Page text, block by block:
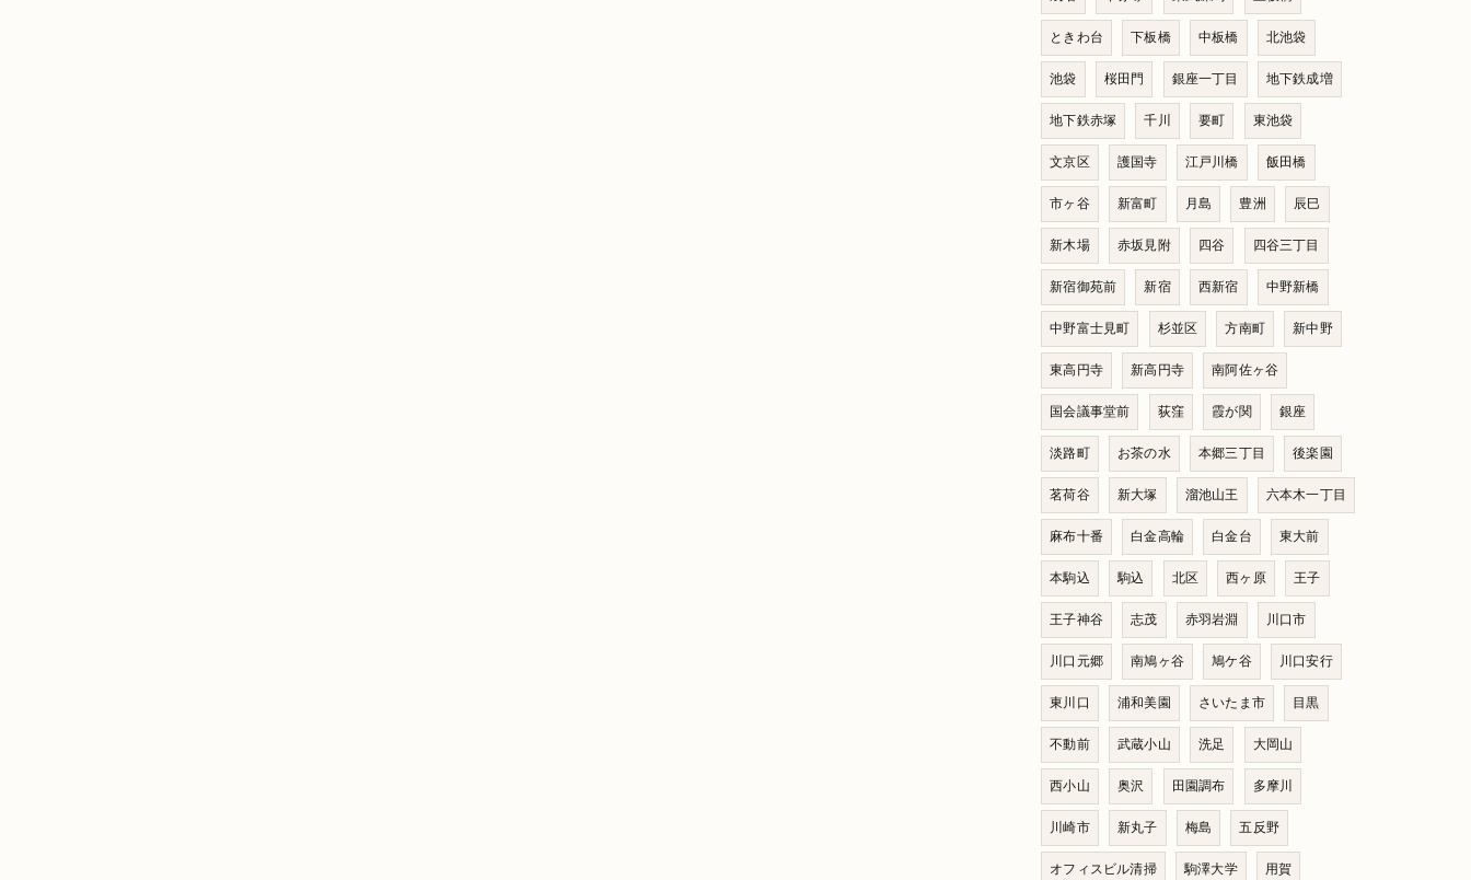
ときわ台 下板橋 中板橋 北池袋
池袋 桜田門 銀座一丁目 地下鉄成増
地下鉄赤塚 千川 要町 東池袋
文京区 護国寺 江戸川橋 飯田橋
市ヶ谷 新富町 月島 豊洲 辰巳
新木場 赤坂見附 四谷 四谷三丁目
新宿御苑前 新宿 西新宿 中野新橋
中野富士見町 杉並区 方南町 新中野
東高円寺 新高円寺 南阿佐ヶ谷
国会議事堂前 荻窪 霞が関 銀座
淡路町 お茶の水 本郷三丁目 後楽園
茗荷谷 新大塚 溜池山王 六本木一丁目
麻布十番 白金高輪 白金台 東大前
本駒込 駒込 北区 西ヶ原 王子
王子神谷 志茂 赤羽岩淵 川口市
川口元郷 南鳩ヶ谷 鳩ケ谷 川口安行
東川口 浦和美園 さいたま市 目黒
不動前 武蔵小山 洗足 大岡山
西小山 奥沢 田園調布 多摩川
川崎市 新丸子 梅島 五反野
オフィスビル清掃 駒澤大学 用賀